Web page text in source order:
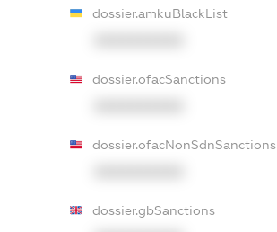
dossier.amkuBlackList
dossier.ofacSanctions
dossier.ofacNonSdnSanctions
dossier.gbSanctions